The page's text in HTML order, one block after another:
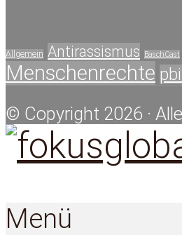
Allgemein Antirassismus BaschCast
Menschenrechte
© Copyright 2026 ·
Menü